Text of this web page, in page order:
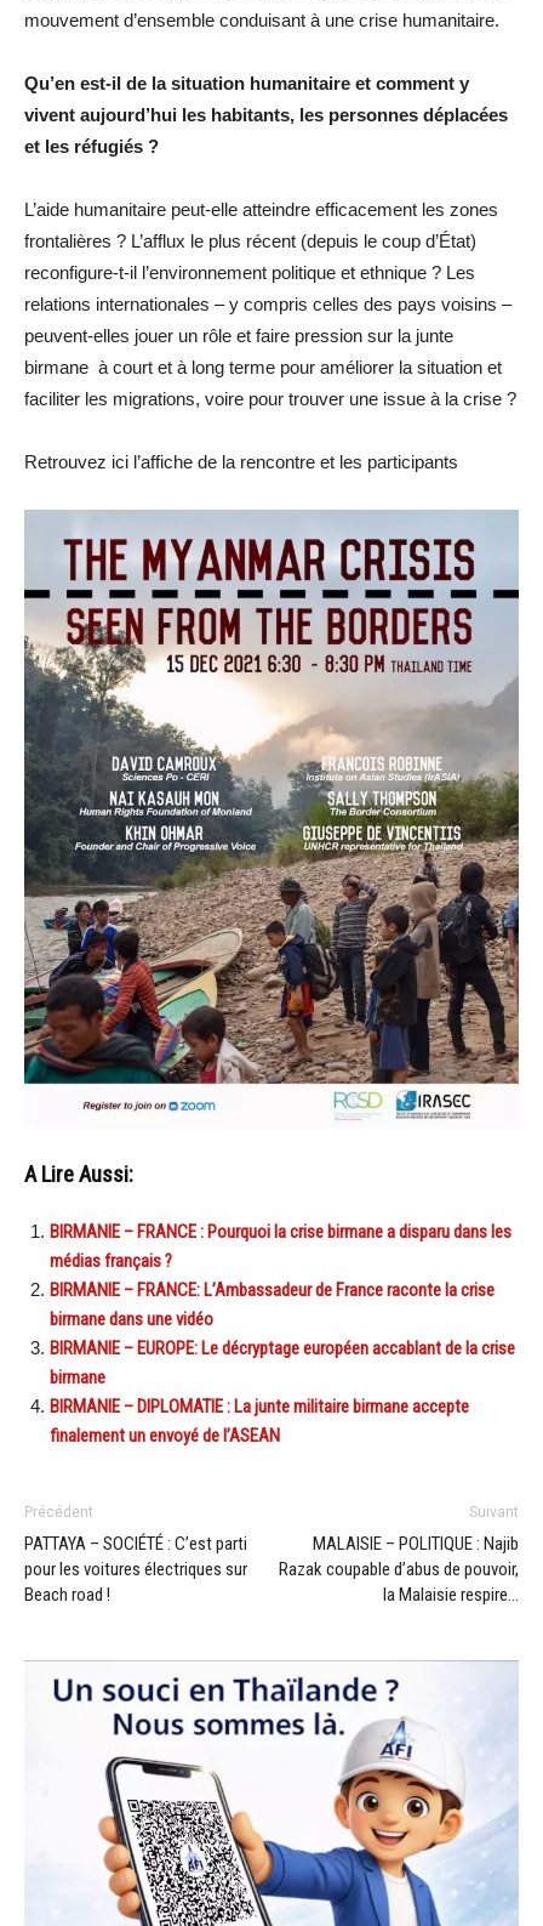
mouvement d’ensemble conduisant à une crise humanitaire.
Qu’en est-il de la situation humanitaire et comment y
vivent aujourd’hui les habitants, les personnes déplacées
et les réfugiés ?
L’aide humanitaire peut-elle atteindre efficacement les zones
frontalières ? L’afflux le plus récent (depuis le coup d’État)
reconfigure-t-il l’environnement politique et ethnique ? Les
relations internationales – y compris celles des pays voisins –
peuvent-elles jouer un rôle et faire pression sur la junte
birmane à court et à long terme pour améliorer la situation et
faciliter les migrations, voire pour trouver une issue à la crise ?
Retrouvez ici l’affiche de la rencontre et les participants
A Lire Aussi:
BIRMANIE – FRANCE : Pourquoi la crise birmane a disparu dans les
médias français ?
BIRMANIE – FRANCE: L’Ambassadeur de France raconte la crise
birmane dans une vidéo
BIRMANIE – EUROPE: Le décryptage européen accablant de la crise
birmane
BIRMANIE – DIPLOMATIE : La junte militaire birmane accepte
finalement un envoyé de l’ASEAN
Précédent
PATTAYA – SOCIÉTÉ : C’est parti
pour les voitures électriques sur
Beach road !
Suivant
MALAISIE – POLITIQUE : Najib
Razak coupable d’abus de pouvoir,
la Malaisie respire…